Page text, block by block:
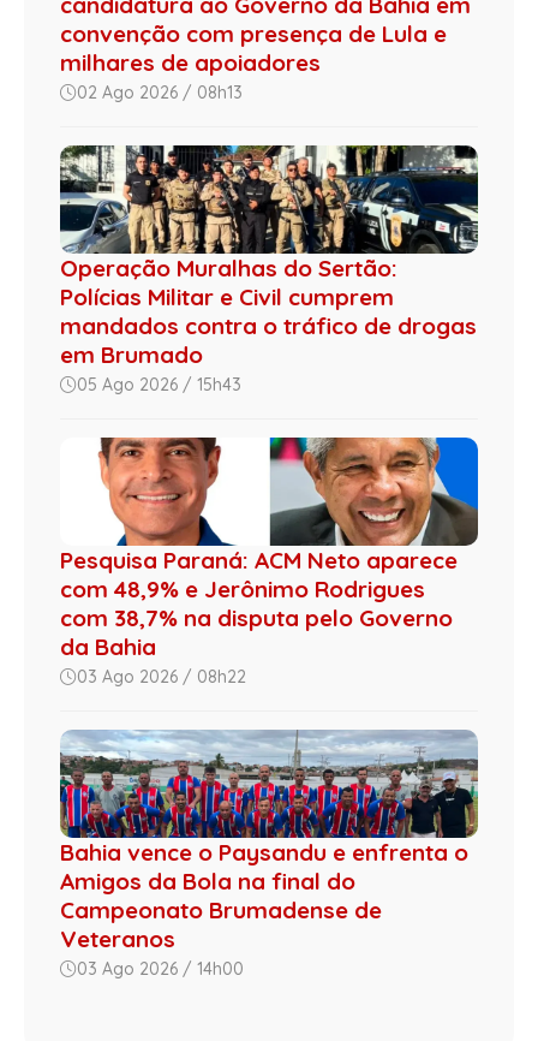
convenção com presença de Lula e
milhares de apoiadores
02 Ago 2026 / 08h13
Operação Muralhas do Sertão:
Polícias Militar e Civil cumprem
mandados contra o tráfico de drogas
em Brumado
05 Ago 2026 / 15h43
Pesquisa Paraná: ACM Neto aparece
com 48,9% e Jerônimo Rodrigues
com 38,7% na disputa pelo Governo
da Bahia
03 Ago 2026 / 08h22
Bahia vence o Paysandu e enfrenta o
Amigos da Bola na final do
Campeonato Brumadense de
Veteranos
03 Ago 2026 / 14h00